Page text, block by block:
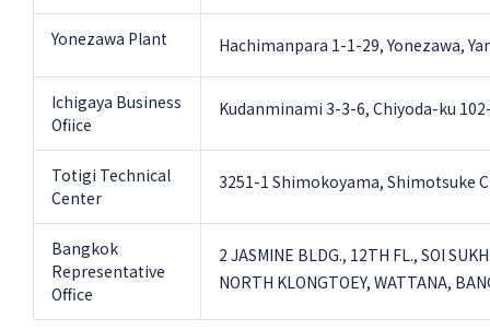
Yonezawa Plant Hachimanpara 1-1-29, Yonezawa,
Ichigaya Business
Ofiice
Kudanminami 3-3-6, Chiyoda-ku
Totigi Technical
Center
3251-1 Shimokoyama, Shimotsuke
Bangkok
Representative
Office
2 JASMINE BLDG., 12TH FL., SOI
NORTH KLONGTOEY, WATTANA,